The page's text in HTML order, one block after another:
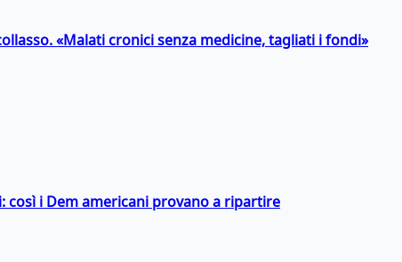
«Malati cronici senza medicine, tagliati i fondi»
così i Dem americani provano a ripartire